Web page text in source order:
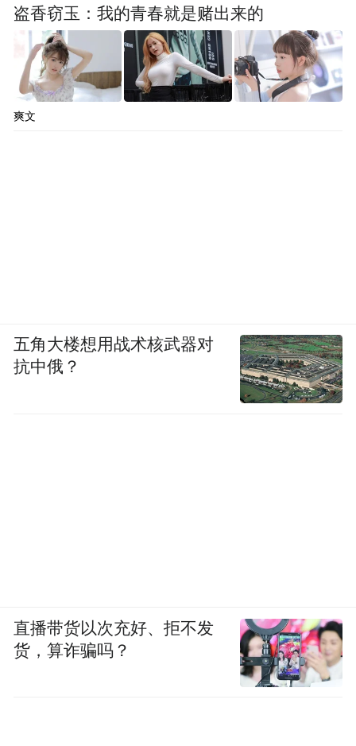
盗香窃玉：我的青春就是赌出来的
爽文
五角大楼想用战术核武器对
抗中俄？
直播带货以次充好、拒不发
货，算诈骗吗？